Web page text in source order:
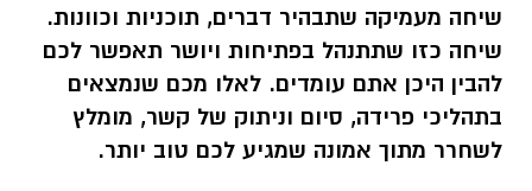
שיחה מעמיקה שתבהיר דברים, תוכניות וכוונות.
שיחה כזו שתתנהל בפתיחות ויושר תאפשר לכם
להבין היכן אתם עומדים. לאלו מכם שנמצאים
בתהליכי פרידה, סיום וניתוק של קשר, מומלץ
לשחרר מתוך אמונה שמגיע לכם טוב יותר.